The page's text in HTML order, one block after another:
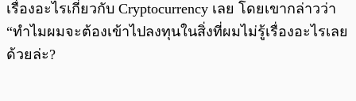
เรื่องอะไรเกี่ยวกับ Cryptocurrency เลย โดยเขากล่าวว่า
“ทำไมผมจะต้องเข้าไปลงทุนในสิ่งที่ผมไม่รู้เรื่องอะไรเลย
ด้วยล่ะ?